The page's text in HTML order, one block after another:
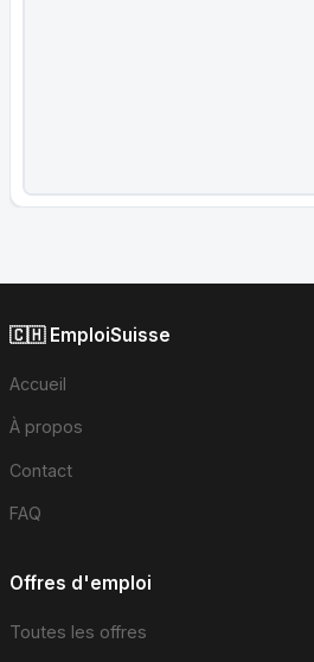
🇨🇭 EmploiSuisse
Accueil
À propos
Contact
FAQ
Offres d'emploi
Toutes les offres